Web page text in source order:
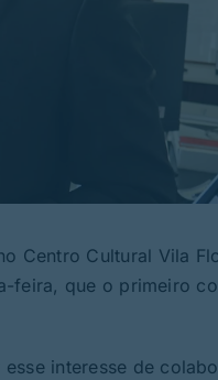
Centro Cultural Vila
feira, que o primeiro
interesse de